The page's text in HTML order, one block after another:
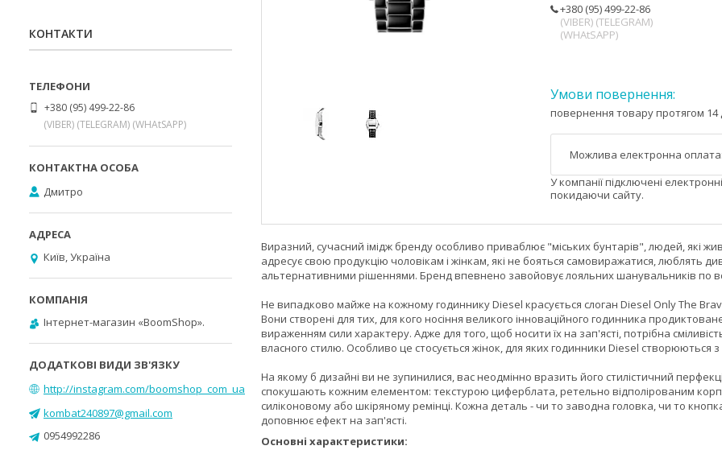
+380 (95) 499-22-86
(VIBER) (TELEGRAM)
(WHAtSAPP)
повернення товару протягом 14
У компанії підключені
покидаючи сайту.
Виразний, сучасний імідж бренду особливо приваблює "міських бунтарів", людей, які
адресує свою продукцію чоловікам і жінкам, які не бояться самовиражатися, люблять
альтернативними рішеннями. Бренд впевнено завойовує лояльних шанувальників по
Не випадково майже на кожному годиннику Diesel красується слоган Diesel Only The
Вони створені для тих, для кого носіння великого інноваційного годинника
вираженням сили характеру. Адже для того, щоб носити їх на зап'ясті, потрібна
власного стилю. Особливо це стосується жінок, для яких годинники Diesel створюються
На якому б дизайні ви не зупинилися, вас неодмінно вразить його стилістичний
спокушають кожним елементом: текстурою циферблата, ретельно відполірованим
силіконовому або шкіряному ремінці. Кожна деталь - чи то заводна головка, чи то
доповнює ефект на зап'ясті.
Основні характеристики:
КОНТАКТИ
+380 (95) 499-22-86
(VIBER) (TELEGRAM) (WHAtSAPP)
Дмитро
Київ, Україна
Інтернет-магазин «BoomShop».
http://instagram.com/boomshop_com_ua
kombat240897@gmail.com
0954992286